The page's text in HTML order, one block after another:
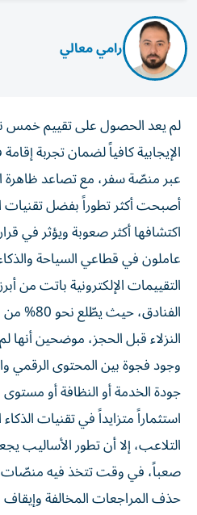
رامي معالي
لم يعد الحصول على تقييم خمس
الإيجابية كافياً لضمان تجربة
عبر منصّة سفر، مع تصاعد ظاهرة
أصبحت أكثر تطوراً بفضل تقنيات
اكتشافها أكثر صعوبة ويؤثر في
عاملون في قطاعي السياحة
التقييمات الإلكترونية باتت من
الفنادق،
النزلاء قبل الحجز، موضحين أنها
وجود فجوة بين المحتوى الرقمي
جودة الخدمة أو النظافة أو
استثماراً متزايداً في تقنيات
التلاعب، إلا أن تطور الأساليب
صعباً، في وقت تتخذ فيه
حذف المراجعات المخالفة